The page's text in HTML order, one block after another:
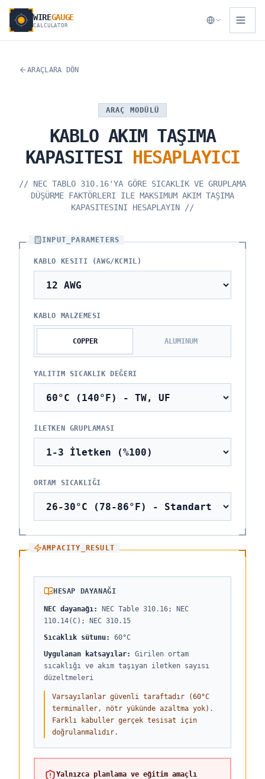
WIREGAUGE
CALCULATOR
ARAÇLARA DÖN
ARAÇ MODÜLÜ
KABLO AKIM TAŞIMA
KAPASITESI HESAPLAYICI
// NEC TABLO 310.16'YA GÖRE SICAKLIK VE GRUPLAMA
DÜŞÜRME FAKTÖRLERI ILE MAKSIMUM AKIM TAŞIMA
KAPASITESINI HESAPLAYIN //
INPUT_PARAMETERS
KABLO KESITI (AWG/KCMIL)
KABLO MALZEMESI
COPPER ALUMINUM
YALITIM SICAKLIK DEĞERI
İLETKEN GRUPLAMASI
ORTAM SICAKLIĞI
AMPACITY_RESULT
HESAP DAYANAĞI
NEC dayanağı:
NEC Table 310.16; NEC
110.14(C); NEC 310.15
Sıcaklık sütunu: 60°C
Uygulanan katsayılar: Girilen ortam
sıcaklığı ve akım taşıyan iletken sayısı
düzeltmeleri
Varsayılanlar güvenli taraftadır (60°C
terminaller, nötr yükünde azaltma yok).
Farklı kabuller gerçek tesisat için
doğrulanmalıdır.
Yalnızca planlama ve eğitim amaçlı